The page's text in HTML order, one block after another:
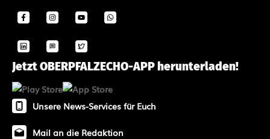
Jetzt OBERPFALZECHO-APP herunterladen!
Unsere News-Services für Euch
Mail an die Redaktion